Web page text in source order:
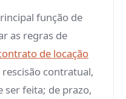
função de
as regras de
de locação
contratual,
ser feita; de prazo,